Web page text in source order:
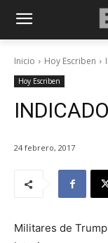
Inicio Hoy Escriben
Hoy Escriben
24 febrero, 2017
Militares de